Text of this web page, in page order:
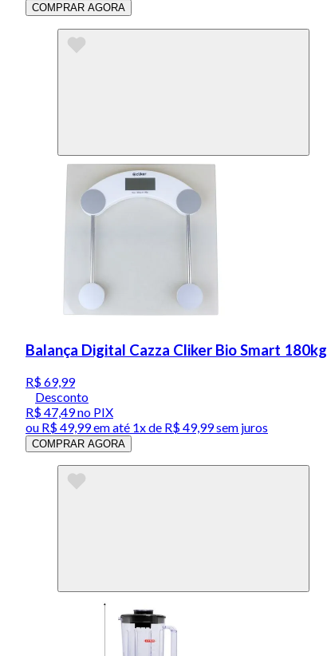
COMPRAR AGORA
Balança Digital Cazza Cliker Bio Smart 180kg
R$ 69,99
Desconto
R$ 47,49no PIX
ou R$ 49,99em até 1x de R$ 49,99sem juros
COMPRAR AGORA